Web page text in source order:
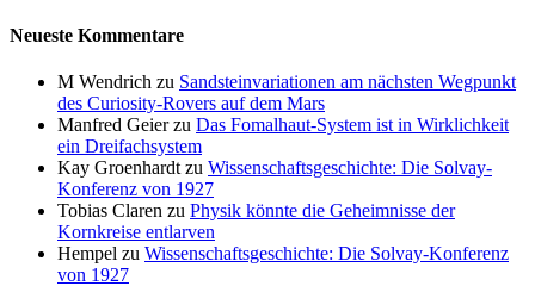
Neueste Kommentare
M Wendrich zu Sandsteinvariationen am nächsten Wegpunkt
des Curiosity-Rovers auf dem Mars
Manfred Geierzu Das Fomalhaut-System ist in Wirklichkeit
ein Dreifachsystem
Kay Groenhardt zu Wissenschaftsgeschichte: Die Solvay-
Konferenz von 1927
Tobias Claren zu Physik könnte die Geheimnisse der
Kornkreise entlarven
Hempel zu Wissenschaftsgeschichte: Die Solvay-Konferenz
von 1927